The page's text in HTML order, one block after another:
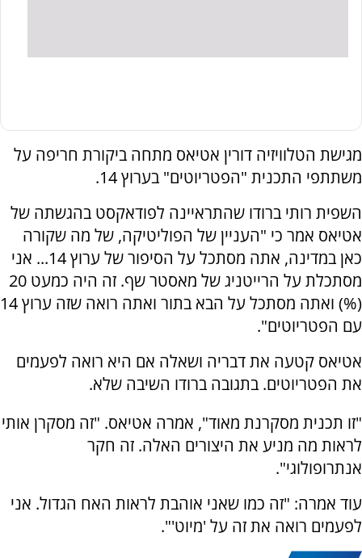
מגישת הטלוויזיה דורין אטיאס מתחה ביקורת חריפה על
משתתפי התכנית "הפטריוטים" בערוץ 14.
השפית רותי ברודו שהתראיינה לפודאקסט בהגשתה של
אטיאס אמר כי "העניין של הפוליטיקה, של מה שקורה
כאן במדינה, אתה מסתכל על הסיפור של ערוץ 14... אני
מסתכלת על הרייטניג של מאסטר שף. זה היה כמעט 20
(%) ואתה מסתכל על הבא בתור ואתה רואה שזה ערוץ 14
עם הפטריוטים".
אטיאס קטעה את דבריה ושאלה אם היא רואה לפעמים
את הפטריוטים. בתגובה ברודו השיבה שלא.
"זו תכנית מסקרנת מאוד", אמרה אטיאס. "זה מסקרן אותי
לראות מה מניע את היצורים האלה. זה חקר
אנתרופולוגי".
עוד אמרה: "זה כמו שאני אוהבת לראות האח הגדול. אני
לפעמים רואה את זה על 'מיוט'".